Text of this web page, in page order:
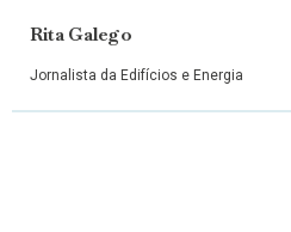
Rita Galego
Jornalista da Edifícios e Energia